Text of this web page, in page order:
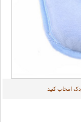
انتخاب کنید